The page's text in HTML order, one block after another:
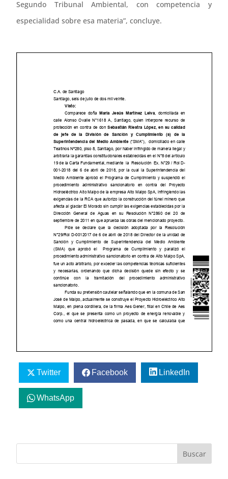
Segundo Tribunal Ambiental, con competencia y
especialidad sobre esa materia”, concluye.
Twitter Facebook LinkedIn
WhatsApp